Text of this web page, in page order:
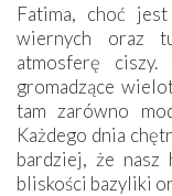
Fatima, choć
wiernych oraz
atmosferę ciszy.
gromadzące
tam zarówno
Każdego dnia
bardziej, że nasz
bliskości bazyliki